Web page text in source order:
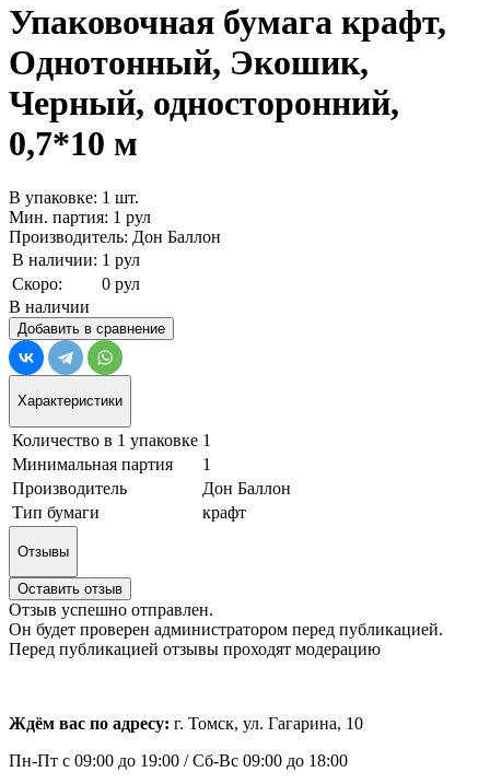
Упаковочная бумага крафт,
Однотонный, Экошик,
Черный, односторонний,
0,7*10 м
В упаковке: 1 шт.
Мин. партия: 1 рул
Производитель: Дон Баллон
В наличии: 1 рул
Скоро:
0 рул
В наличии
Добавить в сравнение
Характеристики
Количество в 1 упаковке 1
Минимальная партия
1
Производитель
Дон Баллон
Тип бумаги
крафт
Отзывы
Оставить отзыв
Отзыв успешно отправлен.
Он будет проверен администратором перед публикацией.
Перед публикацией отзывы проходят модерацию
Ждём вас по адресу: г. Томск, ул. Гагарина, 10
Пн-Пт с 09:00 до 19:00 /Сб-Вс 09:00 до 18:00